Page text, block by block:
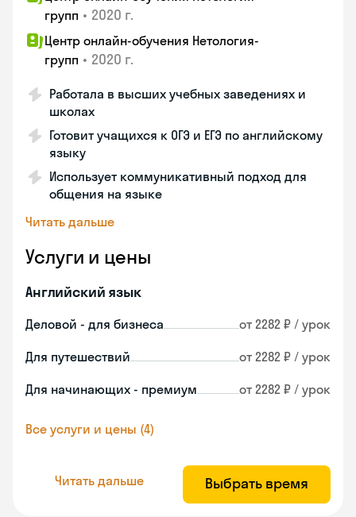
групп • 2020 г.
Центр онлайн-обучения Нетология-
групп • 2020 г.
Работала в высших учебных заведениях и
школах
Готовит учащихся к ОГЭ и ЕГЭ по английскому
языку
Использует коммуникативный подход для
общения на языке
Читать дальше
Услуги и цены
Английский язык
Деловой - для бизнеса от 2282 ₽ / урок
Для путешествий от 2282 ₽ / урок
Для начинающих - премиум от 2282 ₽ / урок
Все услуги и цены (4)
Читать дальше Выбрать время